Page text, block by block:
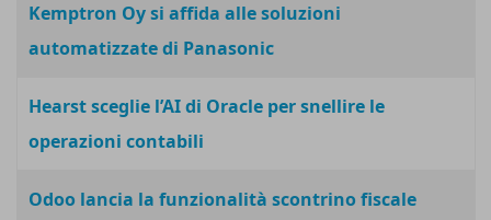
Kemptron Oy si affida alle soluzioni
automatizzate di Panasonic
Hearst sceglie l’AI di Oracle per snellire le
operazioni contabili
Odoo lancia la funzionalità scontrino fiscale